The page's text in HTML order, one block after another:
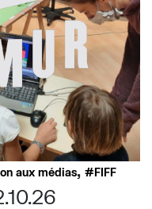
aux médias, FIFF